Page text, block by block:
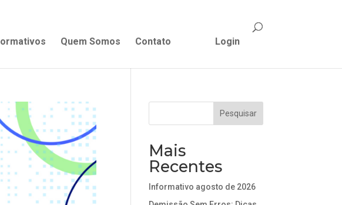
Quem Somos Contato Login
Mais
Recentes
Informativo agosto de 2026